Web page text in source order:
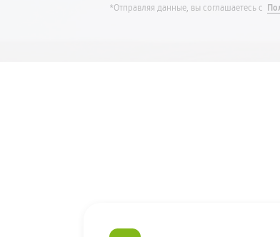
*Отправляя данные, вы соглашаетесь с